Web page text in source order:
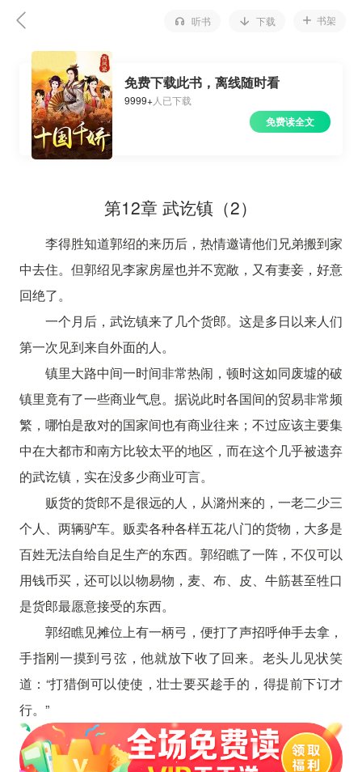
听书 下载 书架
免费下载此书，离线随时看
9999+人已下载
免费读全文
第12章 武讫镇（2）
李得胜知道郭绍的来历后，热情邀请他们兄弟搬到家
中去住。但郭绍见李家房屋也并不宽敞，又有妻妾，好意
回绝了。
一个月后，武讫镇来了几个货郎。这是多日以来人们
第一次见到来自外面的人。
镇里大路中间一时间非常热闹，顿时这如同废墟的破
镇里竟有了一些商业气息。据说此时各国间的贸易非常频
繁，哪怕是敌对的国家间也有商业往来；不过应该主要集
中在大都市和南方比较太平的地区，而在这个几乎被遗弃
的武讫镇，实在没多少商业可言。
贩货的货郎不是很远的人，从潞州来的，一老二少三
个人、两辆驴车。贩卖各种各样五花八门的货物，大多是
百姓无法自给自足生产的东西。郭绍瞧了一阵，不仅可以
用钱币买，还可以以物易物，麦、布、皮、牛筋甚至牲口
是货郎最愿意接受的东西。
郭绍瞧见摊位上有一柄弓，便打了声招呼伸手去拿，
手指刚一摸到弓弦，他就放下收了回来。老头儿见状笑
道：“打猎倒可以使使，壮士要买趁手的，得提前下订才
行。”